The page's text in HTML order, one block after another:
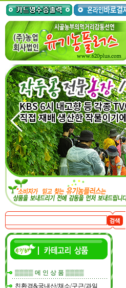
▒▒▒▒ 메 인 상 품 ▒▒▒▒
친환경&국내산/채소/구근/과일